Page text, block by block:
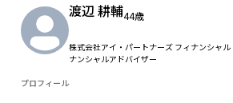
渡辺 耕輔44歳
株式会社アイ・パートナーズ フィナンシャ
ナンシャルアドバイザー
プロフィール